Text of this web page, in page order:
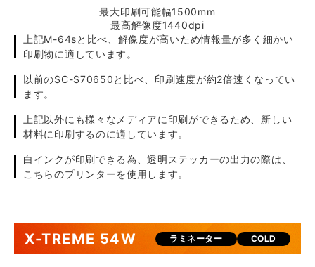
最大印刷可能幅1500mm
最高解像度1440dpi
上記M-64sと比べ、解像度が高いため情報量が多く細かい
印刷物に適しています。
以前のSC-S70650と比べ、印刷速度が約2倍速くなってい
ます。
上記以外にも様々なメディアに印刷ができるため、新しい
材料に印刷するのに適しています。
白インクが印刷できる為、透明ステッカーの出力の際は、
こちらのプリンターを使用します。
X-TREME 54W ラミネーター COLD